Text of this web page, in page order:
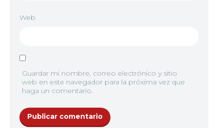
Web
Guardar mi nombre, correo electrónico y sitio
web en este navegador para la próxima vez que
haga un comentario.